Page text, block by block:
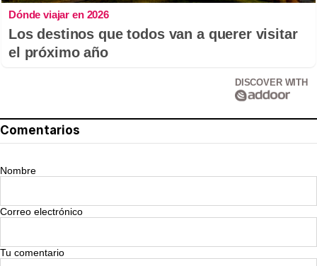
Dónde viajar en 2026
Los destinos que todos van a querer visitar
el próximo año
DISCOVER WITH
Comentarios
Nombre
Correo electrónico
Tu comentario